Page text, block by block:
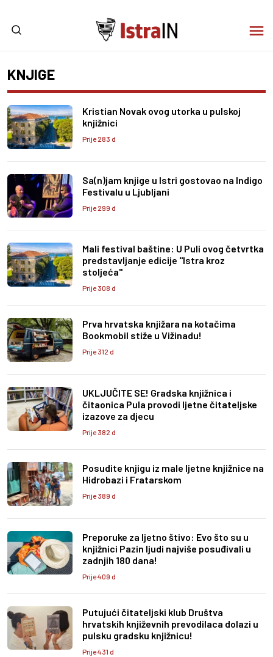
KNJIGE
Kristian Novak ovog utorka u pulskoj
knjižnici
Prije 283 d
Sa(n)jam knjige u Istri gostovao na Indigo
Festivalu u Ljubljani
Prije 299 d
Mali festival baštine: U Puli ovog četvrtka
predstavljanje edicije "Istra kroz
stoljeća"
Prije 308 d
Prva hrvatska knjižara na kotačima
Bookmobil stiže u Vižinadu!
Prije 312 d
UKLJUČITE SE! Gradska knjižnica i
čitaonica Pula provodi ljetne čitateljske
izazove za djecu
Prije 382 d
Posudite knjigu iz male ljetne knjižnice na
Hidrobazi i Fratarskom
Prije 389 d
Preporuke za ljetno štivo: Evo što su u
knjižnici Pazin ljudi najviše posuđivali u
zadnjih 180 dana!
Prije 409 d
Putujući čitateljski klub Društva
hrvatskih književnih prevodilaca dolazi u
pulsku gradsku knjižnicu!
Prije 431 d